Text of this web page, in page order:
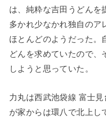
は、純粋な吉田うどんを
多かれ少なかれ独自のア
ほとんどのようだった。
どんを求めていたので、
しようと思っていた。
力丸は西武池袋線 富士
が家からは環八で北上し